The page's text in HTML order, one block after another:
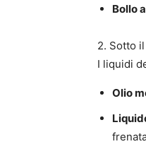
Bollo
2. Sotto
I liquidi
Olio